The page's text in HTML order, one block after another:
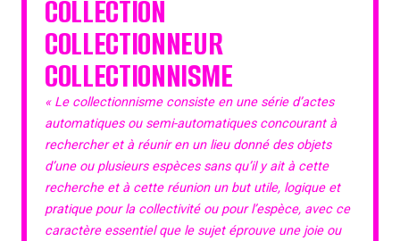
COLLECTION
COLLECTIONNEUR
COLLECTIONNISME
« Le collectionnisme consiste en une série d’actes
automatiques ou semi-automatiques concourant à
rechercher et à réunir en un lieu donné des objets
d’une ou plusieurs espèces sans qu’il y ait à cette
recherche et à cette réunion un but utile, logique et
pratique pour la collectivité ou pour l’espèce, avec ce
caractère essentiel que le sujet éprouve une joie ou